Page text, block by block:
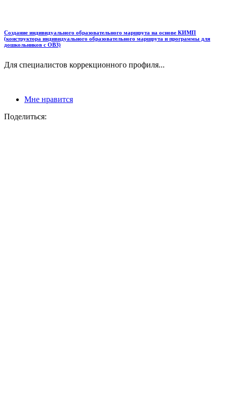
Создание индивидуального образовательного маршрута на основе КИМП
(конструктора индивидуального образовательного маршрута и программы для
дошкольников с ОВЗ)
Для специалистов коррекционного профиля...
Мне нравится
Поделиться: